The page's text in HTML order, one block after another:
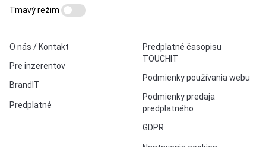
O nás / Kontakt
Pre inzerentov
BrandIT
Predplatné
Predplatné časopisu
TOUCHIT
Podmienky používania webu
Podmienky predaja
predplatného
GDPR
Tmavý režim